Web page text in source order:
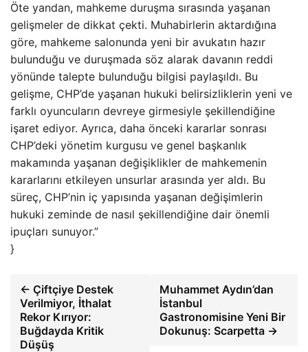
Öte yandan, mahkeme duruşma sırasında yaşanan
gelişmeler de dikkat çekti. Muhabirlerin aktardığına
göre, mahkeme salonunda yeni bir avukatın hazır
bulunduğu ve duruşmada söz alarak davanın reddi
yönünde talepte bulunduğu bilgisi paylaşıldı. Bu
gelişme, CHP’de yaşanan hukuki belirsizliklerin yeni ve
farklı oyuncuların devreye girmesiyle şekillendiğine
işaret ediyor. Ayrıca, daha önceki kararlar sonrası
CHP’deki yönetim kurgusu ve genel başkanlık
makamında yaşanan değişiklikler de mahkemenin
kararlarını etkileyen unsurlar arasında yer aldı. Bu
süreç, CHP’nin iç yapısında yaşanan değişimlerin
hukuki zeminde de nasıl şekillendiğine dair önemli
ipuçları sunuyor.”
}
← Çiftçiye Destek
Verilmiyor, İthalat
Rekor Kırıyor:
Buğdayda Kritik
Düşüş
Muhammet Aydın’dan
İstanbul
Gastronomisine Yeni Bir
Dokunuş: Scarpetta →